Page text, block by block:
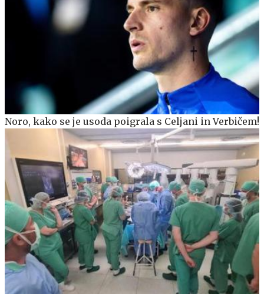
Noro, kako se je usoda poigrala s Celjani in Verbičem!